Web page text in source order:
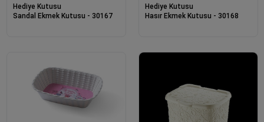
Hediye Kutusu
Sandal Ekmek Kutusu - 30167
Hediye Kutusu
Hasır Ekmek Kutusu - 30168